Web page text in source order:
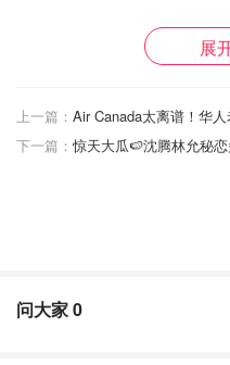
值得注意的是，禽流感不
Mullen 还特别提醒带宠物
好狗绳，远离病死动物，
展
上一篇：
下一篇： 惊天大瓜🍉沈腾林允秘
问大家0